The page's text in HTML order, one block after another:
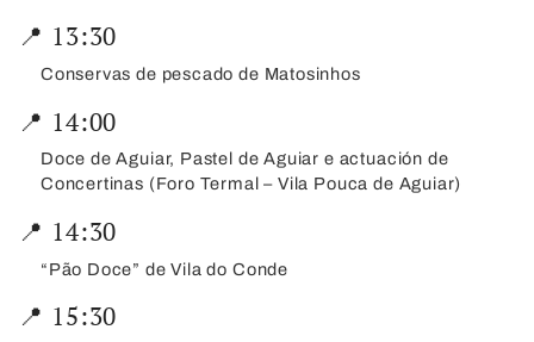
📍 13:30
Conservas de pescado de Matosinhos
📍 14:00
Doce de Aguiar, Pastel de Aguiar e actuación de
Concertinas (Foro Termal – Vila Pouca de Aguiar)
📍 14:30
“Pão Doce” de Vila do Conde
📍 15:30